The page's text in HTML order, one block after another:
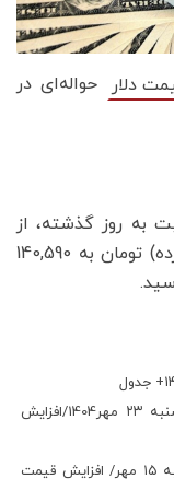
دلار
حواله‌ای در
به روز گذشته، از
140,519 (یکصد و چهل هزار و پانصد و نوزده) تومان به 140,590
نرخ ارز، دلار، سکه، طلا و یورو امروز چهارشنبه ۲۳ مهر1404/افزایش
نرخ ارز، دلار، سکه، طلا و یورو امروز سه‌شنبه ۱۵ مهر/ افزایش قیمت